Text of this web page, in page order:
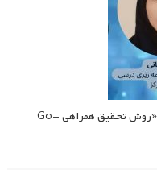
کارگاه دکتر علیرضا صادقی و خانم زری آقاجانی «روش تحقیق همراهی Go-